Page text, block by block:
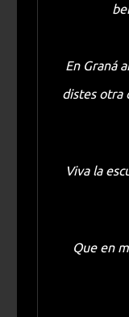
En Graná
distes otra
Viva la
Que en